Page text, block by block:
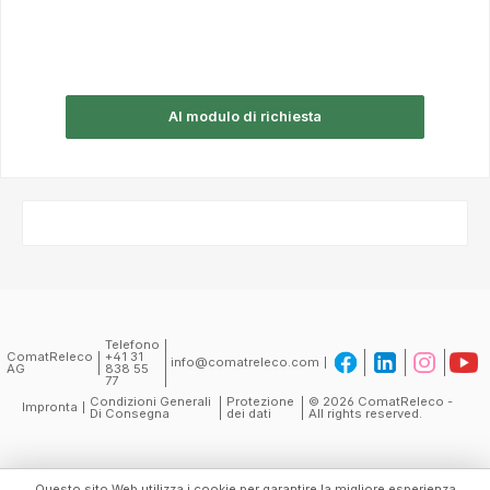
Al modulo di richiesta
ComatReleco
AG
Telefono
+41 31
838 55
77
info@comatreleco.com
Impronta Condizioni Generali
Di Consegna
Protezione
dei dati
© 2026 ComatReleco -
All rights reserved.